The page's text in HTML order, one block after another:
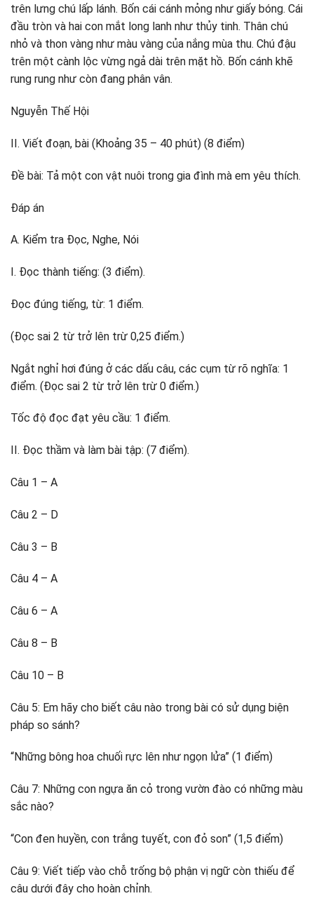
trên lưng chú lấp lánh. Bốn cái cánh mỏng như giấy bóng. Cái
đầu tròn và hai con mắt long lanh như thủy tinh. Thân chú
nhỏ và thon vàng như màu vàng của nắng mùa thu. Chú đậu
trên một cành lộc vừng ngả dài trên mặt hồ. Bốn cánh khẽ
rung rung như còn đang phân vân.
Nguyễn Thế Hội
II. Viết đoạn, bài (Khoảng 35 – 40 phút) (8 điểm)
Đề bài: Tả một con vật nuôi trong gia đình mà em yêu thích.
Đáp án
A. Kiểm tra Đọc, Nghe, Nói
I. Đọc thành tiếng: (3 điểm).
Đọc đúng tiếng, từ: 1 điểm.
(Đọc sai 2 từ trở lên trừ 0,25 điểm.)
Ngắt nghỉ hơi đúng ở các dấu câu, các cụm từ rõ nghĩa: 1
điểm. (Đọc sai 2 từ trở lên trừ 0 điểm.)
Tốc độ đọc đạt yêu cầu: 1 điểm.
II. Đọc thầm và làm bài tập: (7 điểm).
Câu 1 – A
Câu 2 – D
Câu 3 – B
Câu 4 – A
Câu 6 – A
Câu 8 – B
Câu 10 – B
Câu 5: Em hãy cho biết câu nào trong bài có sử dụng biện
pháp so sánh?
“Những bông hoa chuối rực lên như ngọn lửa” (1 điểm)
Câu 7: Những con ngựa ăn cỏ trong vườn đào có những màu
sắc nào?
“Con đen huyền, con trắng tuyết, con đỏ son” (1,5 điểm)
Câu 9: Viết tiếp vào chỗ trống bộ phận vị ngữ còn thiếu để
câu dưới đây cho hoàn chỉnh.